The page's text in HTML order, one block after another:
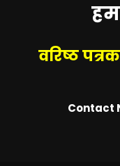
वरिष्ठ
Contact